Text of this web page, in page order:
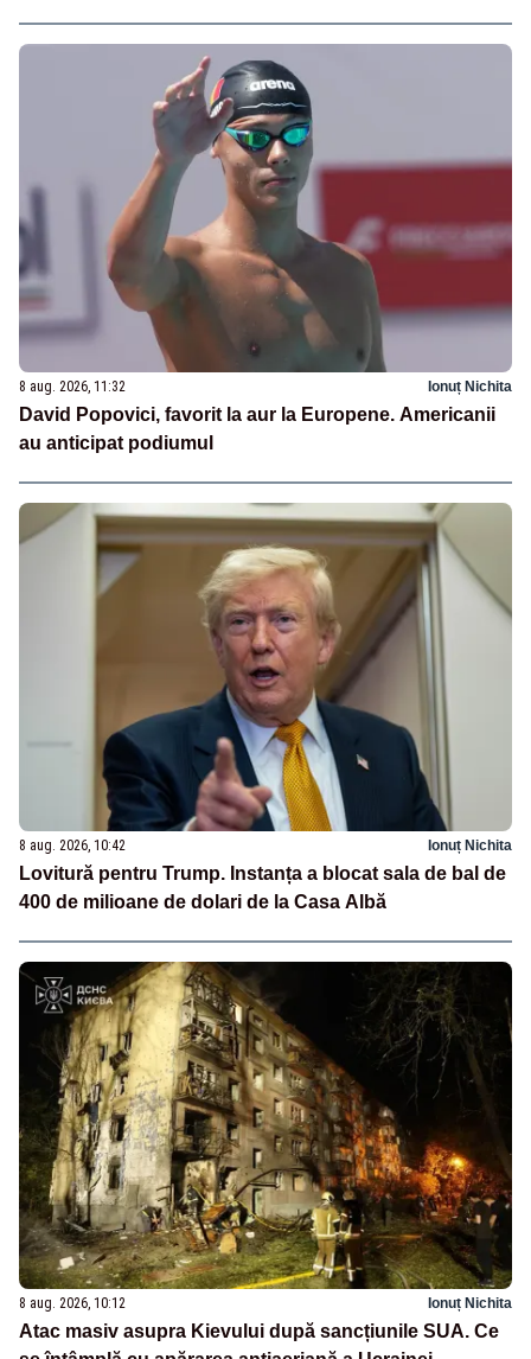
8 aug. 2026, 11:32 Ionuț Nichita
David Popovici, favorit la aur la Europene. Americanii
au anticipat podiumul
8 aug. 2026, 10:42 Ionuț Nichita
Lovitură pentru Trump. Instanța a blocat sala de bal de
400 de milioane de dolari de la Casa Albă
8 aug. 2026, 10:12 Ionuț Nichita
Atac masiv asupra Kievului după sancțiunile SUA. Ce